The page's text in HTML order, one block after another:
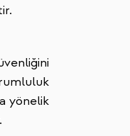
yönelik